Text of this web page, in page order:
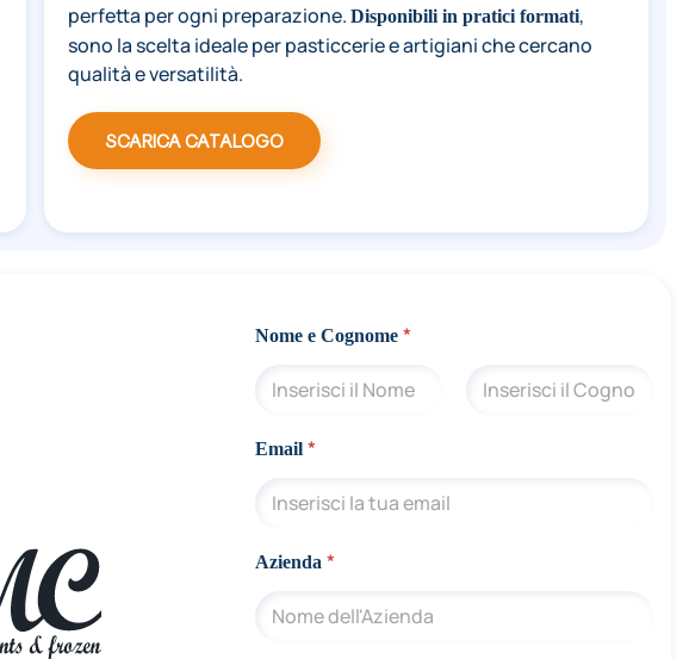
perfetta per ogni preparazione.Disponibili in pratici formati,
sono la scelta ideale per pasticcerie e artigiani che cercano
qualità e versatilità.
SCARICA CATALOGO
Nome e Cognome *
A
d
Email *
Azienda *